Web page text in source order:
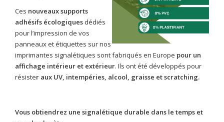
Ces nouveaux supports
adhésifs écologiques dédiés
pour l’impression de vos
panneaux et étiquettes sur nos
imprimantes signalétiques sont fabriqués en Europe pour un
affichage intérieur et extérieur. Ils ont été développés pour
résister aux UV, intempéries, alcool, graisse et scratching.
Vous obtiendrez une signalétique durable dans le temps et